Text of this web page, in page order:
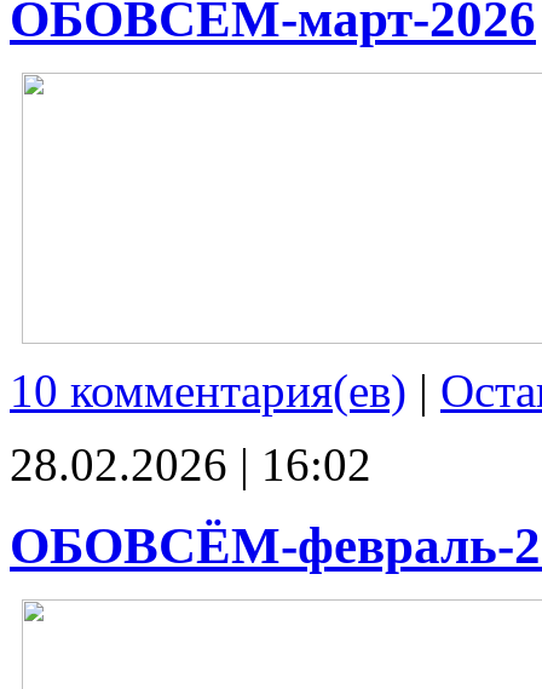
ОБОВСЁМ-март-2026
10 комментария(ев) |
28.02.2026 | 16:02
ОБОВСЁМ-февраль-